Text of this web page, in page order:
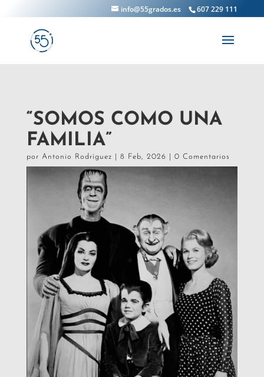
607 229 111
info@55grados.es
“SOMOS COMO UNA
FAMILIA”
por Antonio Rodríguez 8 Feb, 2026 0 Comentarios